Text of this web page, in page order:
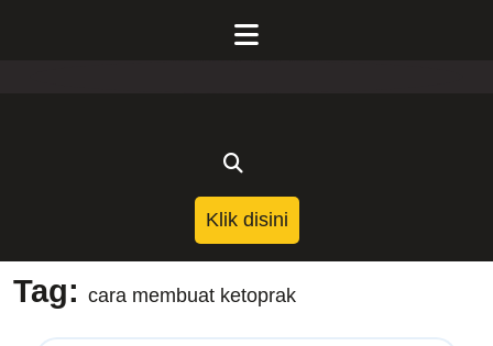
Open
Klik disiniKlik
disini
Tag: cara membuat ketoprak